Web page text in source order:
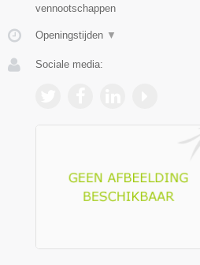
vennootschappen
Openingstijden ▼
Sociale media: